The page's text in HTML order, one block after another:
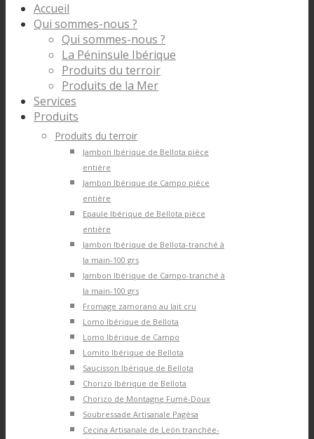
Accueil
Qui sommes-nous ?
Qui sommes-nous ?
La Péninsule Ibérique
Produits du terroir
Produits de la Mer
Services
Produits
Produits du terroir
Jambon Ibérique de Bellota pièce
entière
Jambon Ibérique de Campo pièce
entière
Epaule Ibérique de Bellota pièce
entière
Jambon Ibérique de Bellota-tranché à
la main-100 grs
Jambon Ibérique de Campo-tranché à
la main-100 grs
Fromage zamorano au lait cru
Lomo Ibérique de Bellota
Lomo Ibérique de Campo
Lomito Ibérique de Bellota
Saucisson Ibérique de Bellota
Chorizo Ibérique de Bellota
Chorizo de Montagne Fumé-Doux
Soubressade Artisanale Pagèsa
Cecina Artisanale de León tranchée-